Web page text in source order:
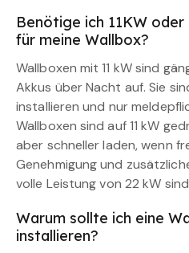
Benötige ich 11KW
für meine Wallbox?
Wallboxen mit 11 kW sind
Akkus über Nacht auf. Sie
installieren und nur
Wallboxen sind auf 11 kW
aber schneller laden, wenn
Genehmigung und
volle Leistung von 22 kW
Warum sollte ich eine
installieren?